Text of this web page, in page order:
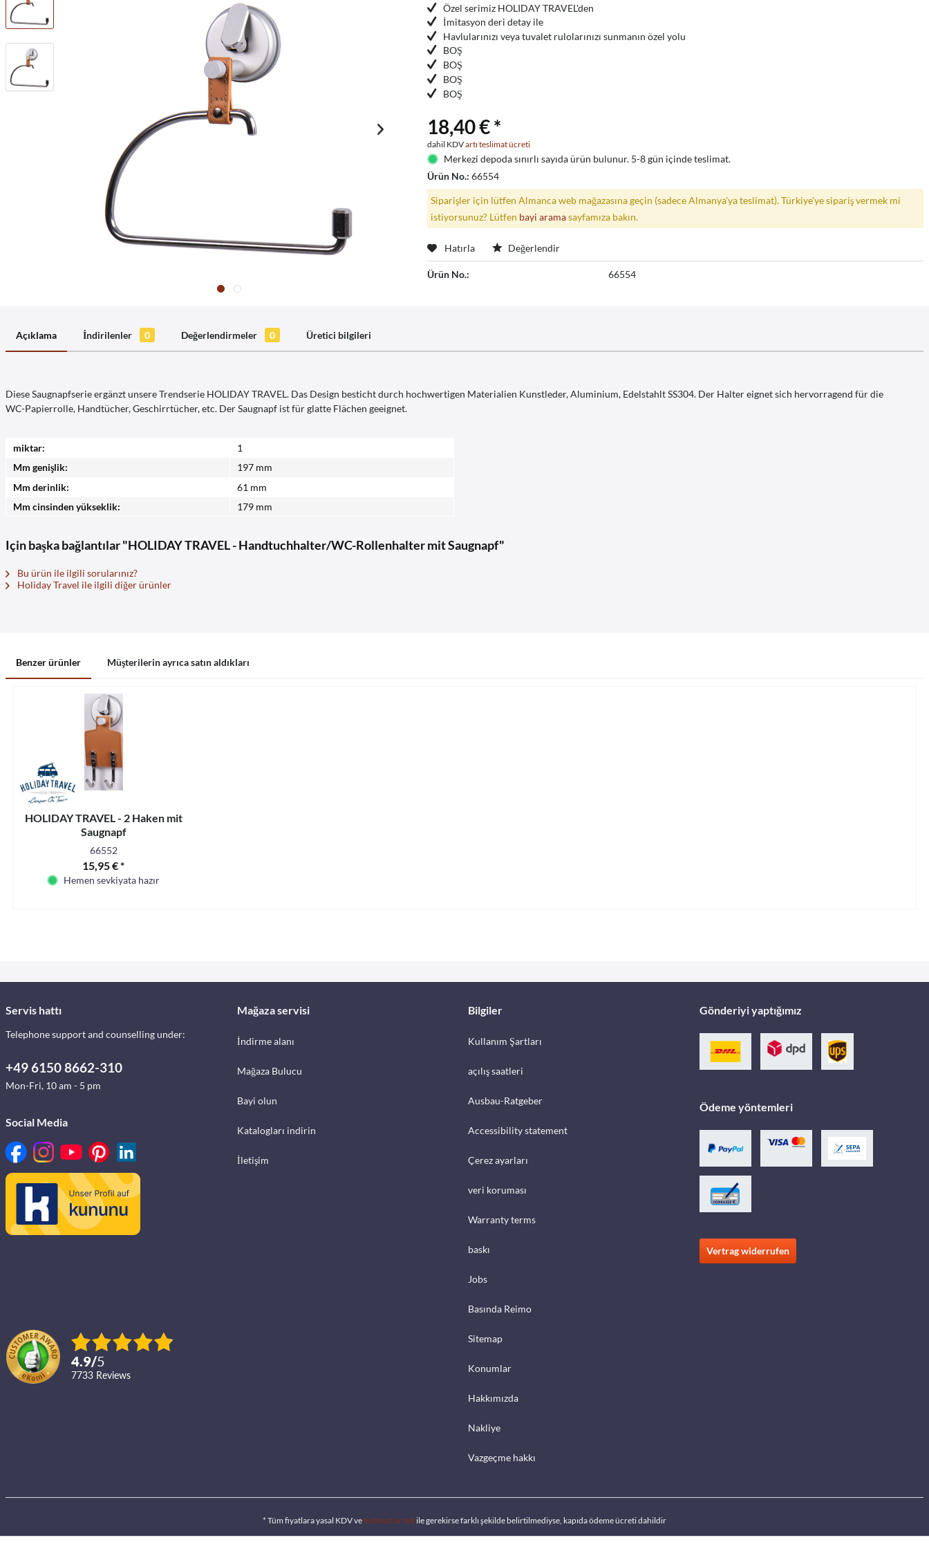
Özel serimiz HOLIDAY TRAVEL'den
İmitasyon deri detay ile
Havlularınızı veya tuvalet rulolarınızı sunmanın özel yolu
BOŞ
BOŞ
BOŞ
BOŞ
18,40 € *
dahil KDVartı teslimat ücreti
Merkezi depoda sınırlı sayıda ürün bulunur. 5-8 gün içinde teslimat.
Ürün No.:66554
Siparişler için lütfen Almanca web mağazasına geçin (sadece Almanya'ya teslimat). Türkiye'ye sipariş vermek mi
istiyorsunuz? Lütfen bayi aramasayfamıza bakın.
Hatırla Değerlendir
Ürün No.: 66554
Açıklama İndirilenler 0 Değerlendirmeler 0 Üretici bilgileri
Diese Saugnapfserie ergänzt unsere Trendserie HOLIDAY TRAVEL. Das Design besticht durch hochwertigen Materialien Kunstleder, Aluminium, Edelstahlt SS304. Der Halter eignet sich hervorragend für die
WC-Papierrolle, Handtücher, Geschirrtücher, etc. Der Saugnapf ist für glatte Flächen geeignet.
miktar:
1
Mm genişlik:
197 mm
Mm derinlik:
61 mm
Mm cinsinden yükseklik:
179 mm
Için başka bağlantılar "HOLIDAY TRAVEL - Handtuchhalter/WC-Rollenhalter mit Saugnapf"
Bu ürün ile ilgili sorularınız?
Holiday Travel ile ilgili diğer ürünler
Benzer ürünler Müşterilerin ayrıca satın aldıkları
HOLIDAY TRAVEL - 2 Haken mit
Saugnapf
66552
15,95 € *
Hemen sevkiyata hazır
Servis hattı
Telephone support and counselling under:
+49 6150 8662-310
Mon-Fri, 10 am - 5 pm
Social Media
4.9/5
7733 reviews
Mağaza servisi
İndirme alanı
Mağaza Bulucu
Bayi olun
Katalogları indirin
İletişim
Bilgiler
Kullanım Şartları
açılış saatleri
Ausbau-Ratgeber
Accessibility statement
Çerez ayarları
veri koruması
Warranty terms
baskı
Jobs
Basında Reimo
Sitemap
Konumlar
Hakkımızda
Nakliye
Vazgeçme hakkı
Gönderiyi yaptığımız
Ödeme yöntemleri
Vertrag widerrufen
* Tüm fiyatlara yasal KDV veteslimat ücreti ile gerekirse farklı şekilde belirtilmediyse, kapıda ödeme ücreti dahildir